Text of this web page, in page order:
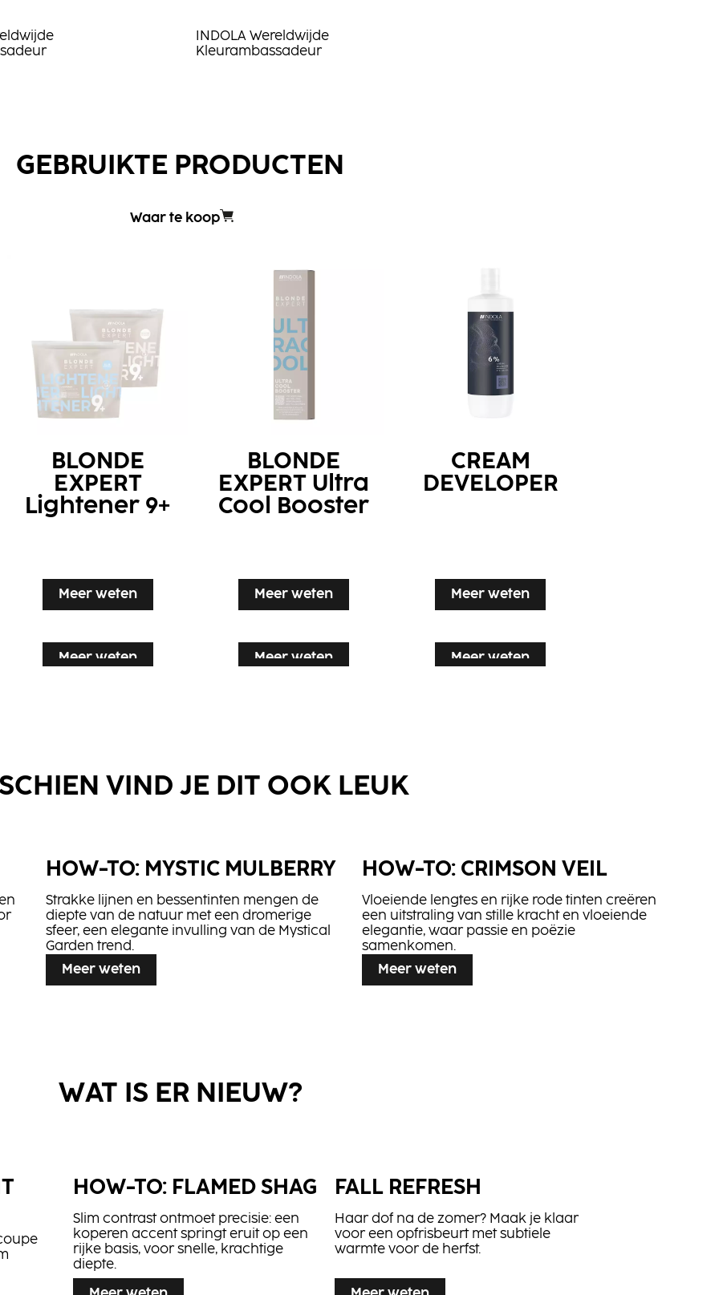
INDOLA Wereldwijde
Kleurambassadeur
GEBRUIKTE PRODUCTEN
Waar te koop
BLONDE
EXPERT
Lightener 9+
Meer weten
BLONDE
EXPERT Ultra
Cool Booster
Meer weten
CREAM
DEVELOPER
Meer weten
BLONDE
EXPERT Insta
Strong
Treatment
Meer weten
BLONDE
EXPERT Insta
Strong
Shampoo
Meer weten
CC2
Meer weten
CREA-BOLD Light Mousse Glaze It Up
Flexible Hair
Spray
VIND JE DIT OOK LEUK
HOW-TO: MYSTIC MULBERRY
Strakke lijnen en bessentinten mengen de
diepte van de natuur met een dromerige
sfeer, een elegante invulling van de Mystical
Garden trend.
Meer weten
HOW-TO: CRIMSON VEIL
Vloeiende lengtes en rijke rode tinten creëren
een uitstraling van stille kracht en vloeiende
elegantie, waar passie en poëzie
samenkomen.
Meer weten
WAT IS ER NIEUW?
HOW-TO: FLAMED SHAG
Slim contrast ontmoet precisie: een
koperen accent springt eruit op een
rijke basis, voor snelle, krachtige
diepte.
FALL REFRESH
Haar dof na de zomer? Maak je klaar
voor een opfrisbeurt met subtiele
warmte voor de herfst.